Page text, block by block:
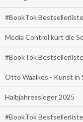
#BookTok
Media Control kürt die
#BookTok
Otto Waalkes - Kunst in
Halbjahressieger 2025
#BookTok